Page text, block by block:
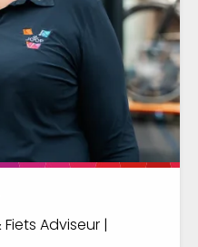
Adviseur |